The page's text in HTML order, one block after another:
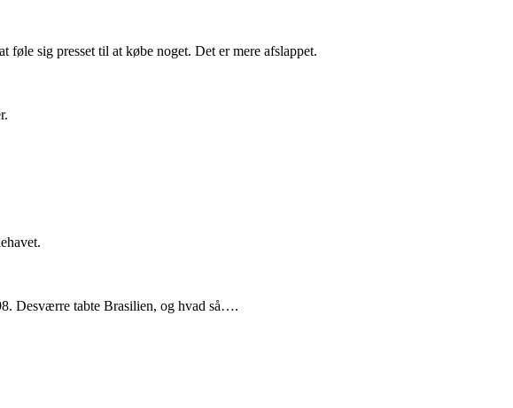
føle sig presset til at købe noget. Det er mere afslappet.
Desværre tabte Brasilien, og hvad så….